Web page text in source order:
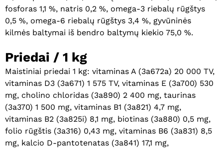
Krepšelyje nėra produktų.
fosforas 1,1 %, natris 0,2 %, omega-3 riebalų rūgštys
0,5 %, omega-6 riebalų rūgštys 3,4 %, gyvūninės
kilmės baltymai iš bendro baltymų kiekio 75,0 %.
Priedai / 1 kg
Maistiniai priedai 1 kg: vitaminas A (3a672a) 20 000 TV,
vitaminas D3 (3a671) 1 575 TV, vitaminas E (3a700) 530
mg, cholino chloridas (3a890) 2 400 mg, taurinas
(3a370) 1 500 mg, vitaminas B1 (3a821) 4,7 mg,
vitaminas B2 (3a825i) 8,1 mg, biotinas (3a880) 0,5 mg,
folio rūgštis (3a316) 0,43 mg, vitaminas B6 (3a831) 8,5
mg, kalcio D-pantotenatas (3a841) 17,1 mg,